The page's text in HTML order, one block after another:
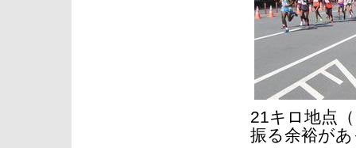
21キロ地点
振る余裕が